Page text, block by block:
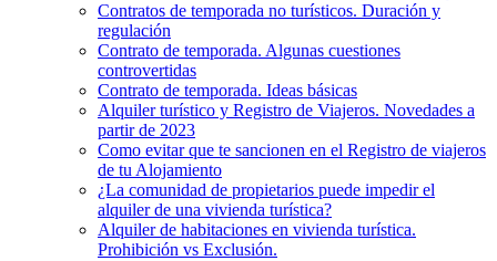
Contratos de temporada no turísticos. Duración y
regulación
Contrato de temporada. Algunas cuestiones
controvertidas
Contrato de temporada. Ideas básicas
Alquiler turístico y Registro de Viajeros. Novedades a
partir de 2023
Como evitar que te sancionen en el Registro de viajeros
de tu Alojamiento
¿La comunidad de propietarios puede impedir el
alquiler de una vivienda turística?
Alquiler de habitaciones en vivienda turística.
Prohibición vs Exclusión.